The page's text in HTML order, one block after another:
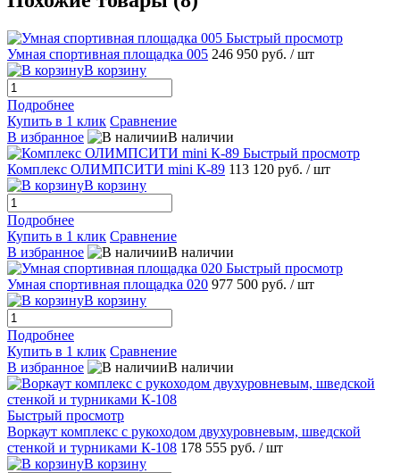
Быстрый просмотр
Умная спортивная площадка 005 246 950 руб. / шт
В корзину
Подробнее
Купить в 1 клик Сравнение
В избранное
В наличии
Быстрый просмотр
Комплекс ОЛИМПСИТИ mini К-89 113 120 руб. / шт
В корзину
Подробнее
Купить в 1 клик Сравнение
В избранное
В наличии
Быстрый просмотр
Умная спортивная площадка 020 977 500 руб. / шт
В корзину
Подробнее
Купить в 1 клик Сравнение
В избранное
В наличии
Быстрый просмотр
Воркаут комплекс с рукоходом двухуровневым, шведской
стенкой и турниками К-108 178 555 руб. / шт
В корзину